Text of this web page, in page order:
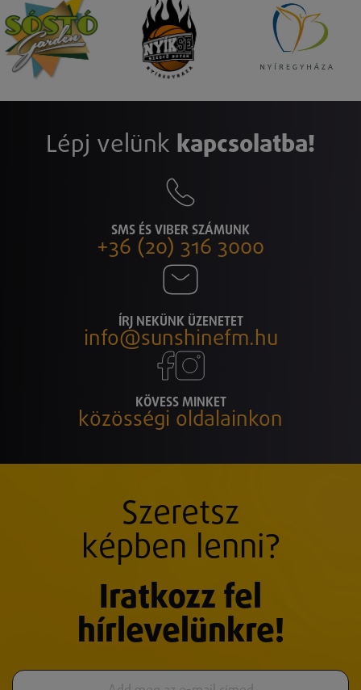
Lépj velünk kapcsolatba!
SMS ÉS VIBER SZÁMUNK
+36 (20) 316 3000
ÍRJ NEKÜNK ÜZENETET
info@sunshinefm.hu
KÖVESS MINKET
közösségi oldalainkon
Szeretsz
képben lenni?
Iratkozz fel
hírlevelünkre!